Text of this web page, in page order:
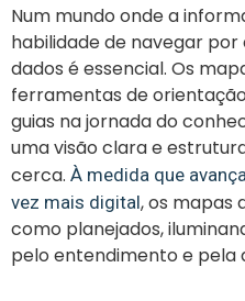
Num mundo onde a
habilidade de navegar
dados é essencial. Os
ferramentas de
guias na jornada do
uma visão clara e
cerca. À medida que
vez mais digital, os mapas
como planejados,
pelo entendimento e pela